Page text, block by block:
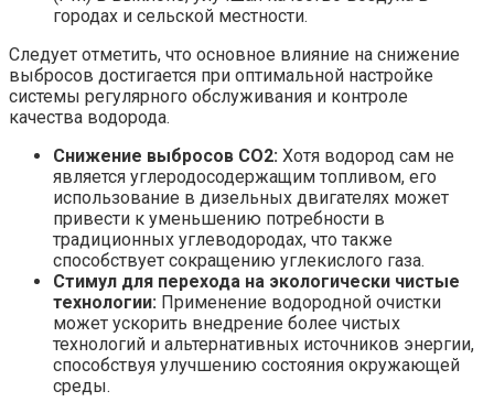
городах и сельской местности.
Следует отметить, что основное влияние на снижение
выбросов достигается при оптимальной настройке
системы регулярного обслуживания и контроле
качества водорода.
Снижение выбросов CO2: Хотя водород сам не
является углеродосодержащим топливом, его
использование в дизельных двигателях может
привести к уменьшению потребности в
традиционных углеводородах, что также
способствует сокращению углекислого газа.
Стимул для перехода на экологически чистые
технологии: Применение водородной очистки
может ускорить внедрение более чистых
технологий и альтернативных источников энергии,
способствуя улучшению состояния окружающей
среды.